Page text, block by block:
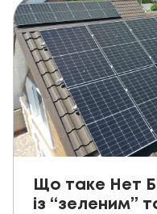
Що таке Нет
із “зеленим”